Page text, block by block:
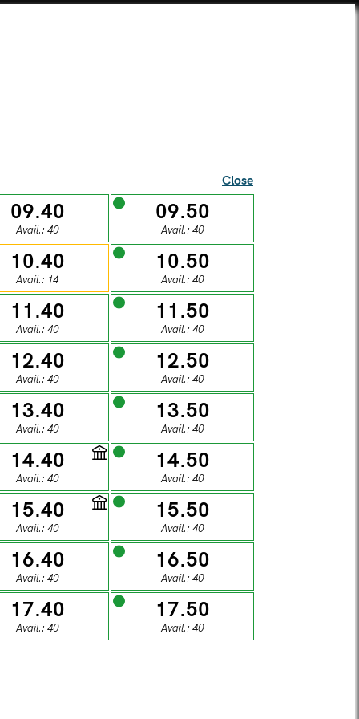
Alberti Temple
visitors
S
SUNDAY
02
SUNDAY
09
SUNDAY
16
SUNDAY
23
Close
09.40
Avail.: 40
09.50
Avail.: 40
10.40
Avail.: 14
10.50
Avail.: 40
11.40
Avail.: 40
11.50
Avail.: 40
12.40
Avail.: 40
12.50
Avail.: 40
13.40
Avail.: 40
13.50
Avail.: 40
14.40
Avail.: 40
14.50
Avail.: 40
15.40
Avail.: 40
15.50
Avail.: 40
16.40
Avail.: 40
16.50
Avail.: 40
17.40
Avail.: 40
17.50
Avail.: 40